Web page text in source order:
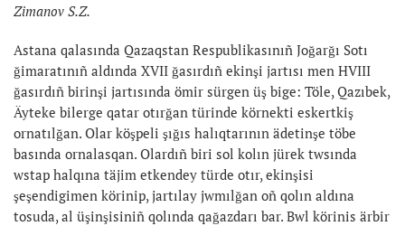
Zimanov S.Z.
Astana qalasında Qazaqstan Respublikasınıñ Joğarğı Sotı
ğimaratınıñ aldında XVII ğasırdıñ ekinşi jartısı men HVIII
ğasırdıñ birinşi jartısında ömir sürgen üş bige: Töle, Qazıbek,
Äyteke bilerge qatar otırğan türinde körnekti eskertkiş
ornatılğan. Olar köşpeli şığıs halıqtarının ädetinşe töbe
basında ornalasqan. Olardıñ biri sol kolın jürek twsında
wstap halqına täjim etkendey türde otır, ekinşisi
şeşendigimen körinip, jartılay jwmılğan oñ qolın aldına
tosuda, al üşinşisiniñ qolında qağazdarı bar. Bwl körinis ärbir